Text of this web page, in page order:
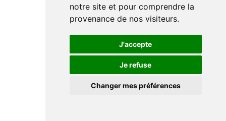
notre site et pour comprendre la
provenance de nos visiteurs.
J'accepte
Je refuse
Changer mes préférences